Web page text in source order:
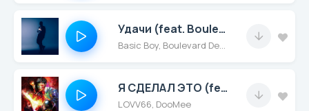
Удачи (feat. Boulevard Depo & TVETH)
Basic Boy, Boulevard Depo, TVETH
Я СДЕЛАЛ ЭТО (feat. DooMee)
LOVV66, DooMee